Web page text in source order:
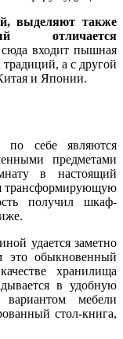
выделяют также
отличается
входит пышная
а с другой
и Японии.
по себе являются
предметами
в настоящий
трансформирующую
получил шкаф-
удается заметно
это обыкновенный
хранилища
в удобную
вариантом мебели
стол-книга,